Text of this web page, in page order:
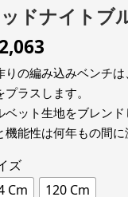
ドナイトブ
2,063
りの編み込みベンチ
プラスします。
ベット生地をブレン
機能性は何年もの間に
ズ
Cm
120 Cm